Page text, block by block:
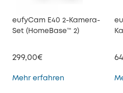
eufyCam E40 2-Kamera-
Set (HomeBase™ 2)
299,00€
Mehr erfahren eufyCam E40